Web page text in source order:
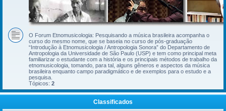
O Forum Etnomusicologia: Pesquisando a música brasileira acompanha o
curso do mesmo nome, que se baseia no curso de pós-graduação
“Introdução à Etnomusicologia / Antropologia Sonora” do Departamento de
Antropologia da Universidade de São Paulo (USP) e tem como principal meta
familiarizar o estudante com a história e os principais métodos de trabalho da
etnomusicologia, tomando, para tal, alguns gêneros e aspectos da música
brasileira enquanto campo paradigmático e de exemplos para o estudo e a
pesquisa.
Tópicos: 2
Classificados